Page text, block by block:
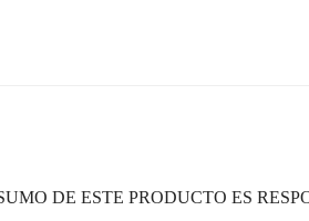
DE ESTE PRODUCTO ES